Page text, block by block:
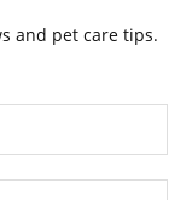
and pet care tips.